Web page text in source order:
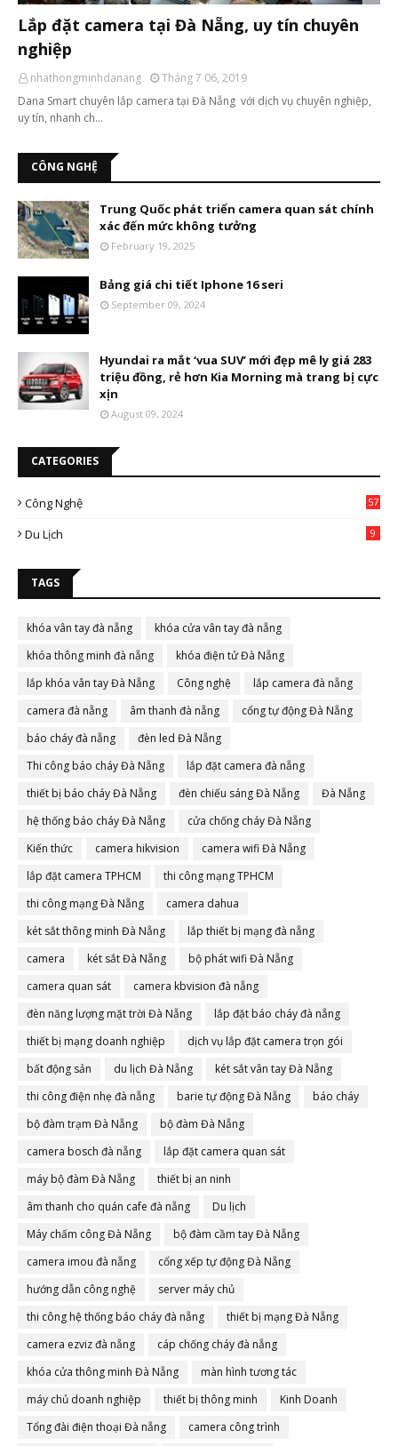
Lắp đặt camera tại Đà Nẵng, uy tín chuyên
nghiệp
nhathongminhdanang
Tháng 7 06, 2019
Dana Smart chuyên lắp camera tại Đà Nẵng với dịch vụ chuyên nghiệp,
uy tín, nhanh ch…
CÔNG NGHỆ
Trung Quốc phát triển camera quan sát chính
xác đến mức không tưởng
February 19, 2025
Bảng giá chi tiết Iphone 16 seri
September 09, 2024
Hyundai ra mắt ‘vua SUV’ mới đẹp mê ly giá 283
triệu đồng, rẻ hơn Kia Morning mà trang bị cực
xịn
August 09, 2024
CATEGORIES
Công Nghệ 57
Du Lịch 9
TAGS
khóa vân tay đà nẵng
khóa cửa vân tay đà nẵng
khóa thông minh đà nẵng
khóa điện tử Đà Nẵng
lắp khóa vân tay Đà Nẵng
Công nghệ
lắp camera đà nẵng
camera đà nẵng
âm thanh đà nẵng
cổng tự động Đà Nẵng
báo cháy đà nẵng
đèn led Đà Nẵng
Thi công báo cháy Đà Nẵng
lắp đặt camera đà nẵng
thiết bị báo cháy Đà Nẵng
đèn chiếu sáng Đà Nẵng
Đà Nẵng
hệ thống báo cháy Đà Nẵng
cửa chống cháy Đà Nẵng
Kiến thức
camera hikvision
camera wifi Đà Nẵng
lắp đặt camera TPHCM
thi công mạng TPHCM
thi công mạng Đà Nẵng
camera dahua
két sắt thông minh Đà Nẵng
lắp thiết bị mạng đà nẵng
camera
két sắt Đà Nẵng
bộ phát wifi Đà Nẵng
camera quan sát
camera kbvision đà nẵng
đèn năng lượng mặt trời Đà Nẵng
lắp đặt báo cháy đà nẵng
thiết bị mạng doanh nghiệp
dịch vụ lắp đặt camera trọn gói
bất động sản
du lịch Đà Nẵng
két sắt vân tay Đà Nẵng
thi công điện nhẹ đà nẵng
barie tự động Đà Nẵng
báo cháy
bộ đàm trạm Đà Nẵng
bộ đàm Đà Nẵng
camera bosch đà nẵng
lắp đặt camera quan sát
máy bộ đàm Đà Nẵng
thiết bị an ninh
âm thanh cho quán cafe đà nẵng
Du lịch
Máy chấm công Đà Nẵng
bộ đàm cầm tay Đà Nẵng
camera imou đà nẵng
cổng xếp tự động Đà Nẵng
hướng dẫn công nghệ
server máy chủ
thi công hệ thống báo cháy đà nẵng
thiết bị mạng Đà Nẵng
camera ezviz đà nẵng
cáp chống cháy đà nẵng
khóa cửa thông minh Đà Nẵng
màn hình tương tác
máy chủ doanh nghiệp
thiết bị thông minh
Kinh Doanh
Tổng đài điện thoại Đà nẵng
camera công trình